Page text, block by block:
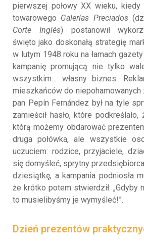
pierwszej połowy XX wieku, kiedy
towarowego Galerías Preciados
Corte Inglés) postanowił
święto jako doskonałą strategię
w lutym 1948 roku na łamach
kampanię promującą nie tylko
wszystkim… własny biznes.
mieszkańców do niepohamowanych
pan Pepín Fernández był na tyle
zamieścił hasło, które podkreślało,
którą możemy obdarować
druga połówka, ale wszystkie
uczuciem: rodzice, przyjaciele,
się domyśleć, sprytny
dziesiątkę, a kampania podniosła
że krótko potem stwierdził: „Gdyby
to musielibyśmy je wymyśleć!”.
Dzień prezentów